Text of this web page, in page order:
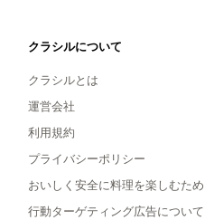
クラシルについて
クラシルとは
運営会社
利用規約
プライバシーポリシー
おいしく安全に料理を楽しむため
行動ターゲティング広告について